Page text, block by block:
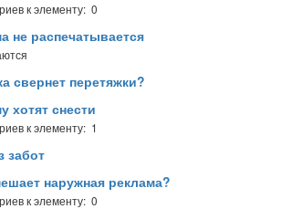
к элементу: 0
не распечатывается
свернет перетяжки?
хотят снести
к элементу: 1
забот
наружная реклама?
к элементу: 0